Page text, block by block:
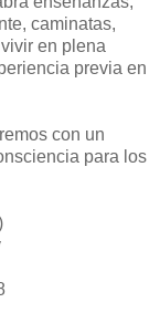
caminatas,
en plena
previa en
con un
para los